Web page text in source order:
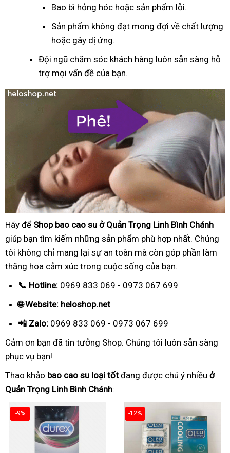
Bao bì hỏng hóc hoặc sản phẩm lỗi.
Sản phẩm không đạt mong đợi về chất lượng
hoặc gây dị ứng.
Đội ngũ chăm sóc khách hàng luôn sẵn sàng hỗ
trợ mọi vấn đề của bạn.
Hãy để Shop bao cao su ở Quản Trọng Linh Bình Chánh
giúp bạn tìm kiếm những sản phẩm phù hợp nhất. Chúng
tôi không chỉ mang lại sự an toàn mà còn góp phần làm
thăng hoa cảm xúc trong cuộc sống của bạn.
📞 Hotline: 0969 833 069 - 0973 067 699
🌐 Website: heloshop.net
📲 Zalo: 0969 833 069 - 0973 067 699
Cảm ơn bạn đã tin tưởng Shop. Chúng tôi luôn sẵn sàng
phục vụ bạn!
Thao khảo bao cao su loại tốt đang được chú ý nhiều ở
Quản Trọng Linh Bình Chánh:
-9% -12%